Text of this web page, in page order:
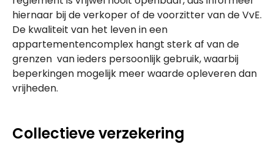
hiernaar bij de verkoper of de voorzitter van de VvE.
De kwaliteit van het leven in een
appartementencomplex hangt sterk af van de
grenzen van ieders persoonlijk gebruik, waarbij
beperkingen mogelijk meer waarde opleveren dan
vrijheden.
Collectieve verzekering